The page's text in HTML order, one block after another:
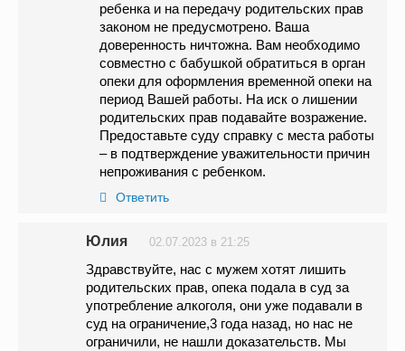
ребенка и на передачу родительских прав
законом не предусмотрено. Ваша
доверенность ничтожна. Вам необходимо
совместно с бабушкой обратиться в орган
опеки для оформления временной опеки на
период Вашей работы. На иск о лишении
родительских прав подавайте возражение.
Предоставьте суду справку с места работы
– в подтверждение уважительности причин
непроживания с ребенком.
Ответить
Юлия 02.07.2023 в 21:25
Здравствуйте, нас с мужем хотят лишить
родительских прав, опека подала в суд за
употребление алкоголя, они уже подавали в
суд на ограничение,3 года назад, но нас не
ограничили, не нашли доказательств. Мы